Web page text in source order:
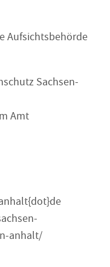
Aufsichtsbehörde
Sachsen-
Amt
anhalt/